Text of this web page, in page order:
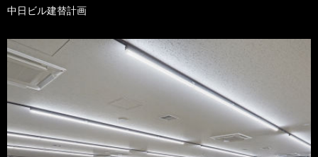
中日ビル建替計画